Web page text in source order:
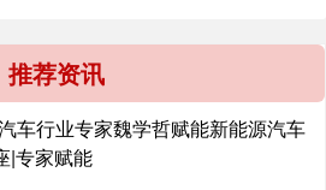
推荐资讯
车行业专家魏学哲赋能新能源汽车
|专家赋能